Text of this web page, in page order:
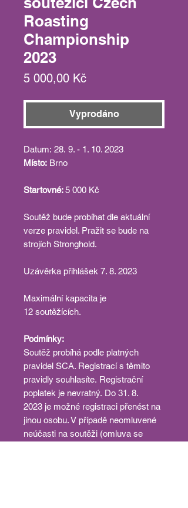
Roasting
Championship
2023
5 000,00 KčCena
Vyprodáno
Datum: 28. 9. - 1. 10. 2023
Místo: Brno
Startovné:5 000 Kč
Soutěž bude probíhat dle aktuální
verze pravidel. Pražit se bude na
strojích Stronghold.
Uzávěrka přihlášek 7. 8. 2023
Maximální kapacita je
12 soutěžících.
Podmínky:
Soutěž probíhá podle platných
pravidel SCA. Registrací s těmito
pravidly souhlasíte. Registrační
poplatek je nevratný. Do 31. 8.
2023 je možné registraci přenést na
jinou osobu. V případě neomluvené
neúčasti na soutěži (omluva se